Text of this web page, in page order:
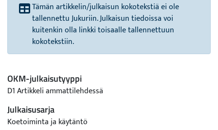
Tämän artikkelin/julkaisun kokotekstiä ei ole
tallennettu Jukuriin. Julkaisun tiedoissa voi
kuitenkin olla linkki toisaalle tallennettuun
kokotekstiin.
OKM-julkaisutyyppi
D1 Artikkeli ammattilehdessä
Julkaisusarja
Koetoiminta ja käytäntö